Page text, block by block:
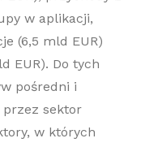
w aplikacji,
(6,5 mld EUR)
EUR). Do tych
pośredni i
przez sektor
w których